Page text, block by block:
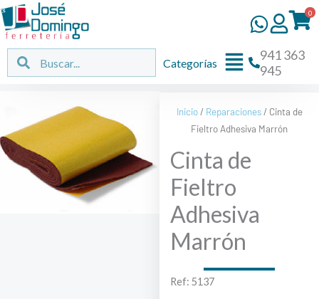
Ir
al
contenido
0
Buscar Buscar
Flyout
Categorías
941 363
945
Inicio/ Reparaciones/ Cinta de
Fieltro Adhesiva Marrón
Cinta de
Fieltro
Adhesiva
Marrón
Ref: 5137